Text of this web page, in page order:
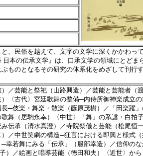
、民俗を越えて、文字の文学に深くかかわっ
本の伝承文学』は、口承文学の領域にとどま
ものとなるその研究の体系化をめざして刊行
）／芸能と祭祀（山路興造）／芸能と芸能者（
〈古代〉宮廷歌舞の整備─内侍所御神楽成立
─伎楽・舞楽・散楽（藤原茂樹）／「田楽躍
舞（居駒永幸）〈中世〉「舞」の系譜・白拍
伝承（清水真澄）／寺院祭儀と芸能（松尾恒
／中世笑劇の構造─狂言における即興と様式
幸若舞にみる「伝承」（服部幸造）／信仰の
）／絵画と唱導芸能（徳田和夫）〈近世〉か